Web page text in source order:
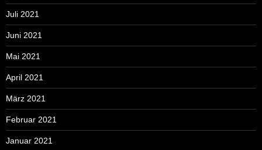
Juli 2021
Juni 2021
Mai 2021
April 2021
März 2021
Februar 2021
Januar 2021